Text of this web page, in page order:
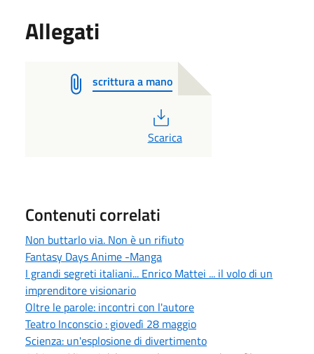
Allegati
scrittura a mano
PDF
Scarica
Contenuti correlati
Non buttarlo via. Non è un rifiuto
Fantasy Days Anime -Manga
I grandi segreti italiani... Enrico Mattei ... il volo di un
imprenditore visionario
Oltre le parole: incontri con l'autore
Teatro Inconscio : giovedì 28 maggio
Scienza: un'esplosione di divertimento